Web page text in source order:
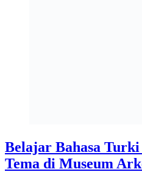
Belajar Bahasa
Tema di Museum